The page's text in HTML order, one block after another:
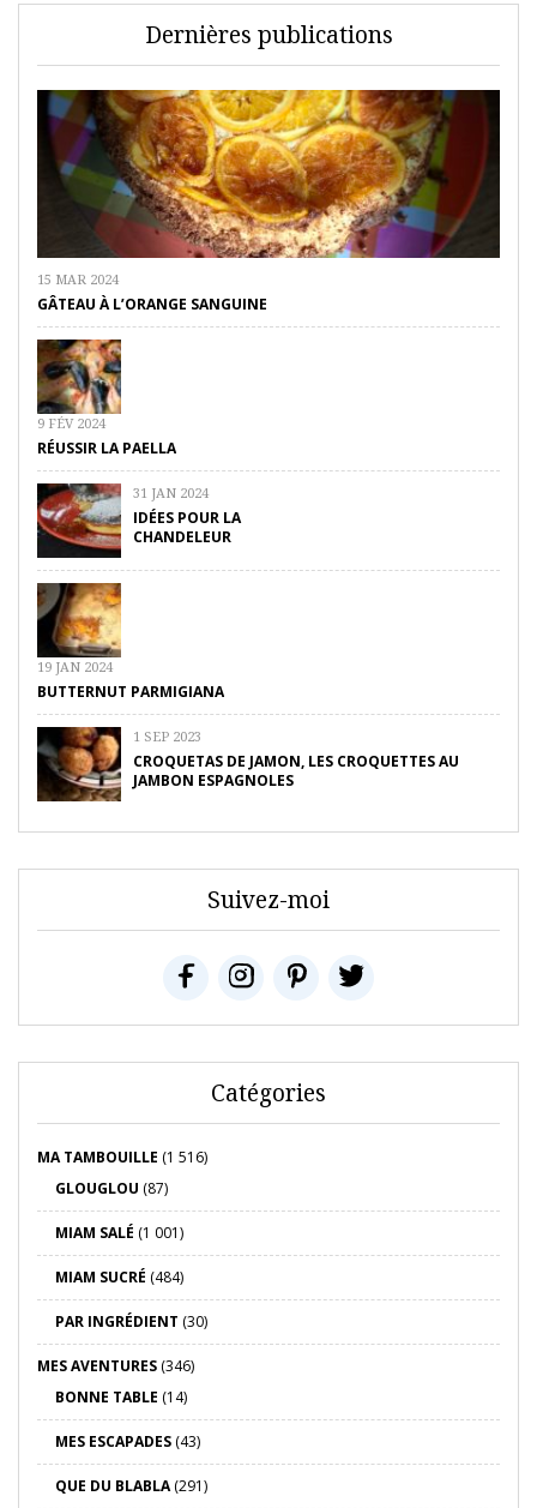
Dernières publications
15 MAR 2024
GÂTEAU À L’ORANGE SANGUINE
9 FÉV 2024
RÉUSSIR LA PAELLA
31 JAN 2024
IDÉES POUR LA
CHANDELEUR
19 JAN 2024
BUTTERNUT PARMIGIANA
1 SEP 2023
CROQUETAS DE JAMON, LES CROQUETTES AU
JAMBON ESPAGNOLES
Suivez-moi
Catégories
MA TAMBOUILLE (1 516)
GLOUGLOU (87)
MIAM SALÉ (1 001)
MIAM SUCRÉ (484)
PAR INGRÉDIENT (30)
MES AVENTURES (346)
BONNE TABLE (14)
MES ESCAPADES (43)
QUE DU BLABLA(291)